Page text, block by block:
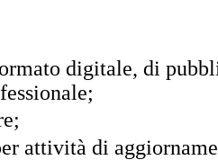
digitale, di
attività di